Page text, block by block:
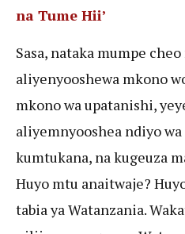
na Tume Hii’
Sasa, nataka mumpe
aliyenyooshewa mkono
mkono wa upatanishi,
aliyemnyooshea ndiyo
kumtukana, na kugeuza
Huyo mtu anaitwaje?
tabia ya Watanzania.